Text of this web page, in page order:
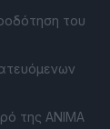
του
της ΑΝΙΜΑ